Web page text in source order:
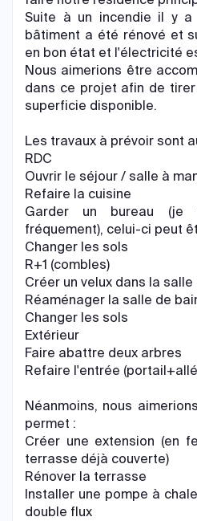
Suite à un incendie il y a
bâtiment a été rénové et
en bon état et l'électricité
Nous aimerions être
dans ce projet afin de
superficie disponible.
Les travaux à prévoir sont
RDC
​Ouvrir le séjour / salle à
Refaire la cuisine
Garder un bureau (je
fréquement), celui-ci peut
Changer les sols
R+1 (combles)
​​Créer un velux dans la salle
Réaménager la salle de
Changer les sols
Extérieur
Faire abattre deux arbres​
Refaire l'entrée
Néanmoins, nous
permet :
Créer une extension (en
terrasse déjà couverte)
Rénover la terrasse
Installer une pompe à
double flux​